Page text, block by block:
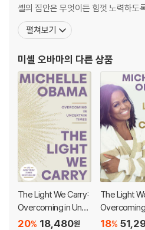
BOOKS OF THE YEAR: THE
EVENING STANDARD
e Obama, a letter from the
d a book club guide with 20
question Q&A, the intimate,
oir by the former First Lady of
In her memoir, a work of deep
ytelling, Michelle Obama invites
ling the experiences that have
od on the South Side of Chicago
balancing the demands of
spent at the world's most famous
esty and lively wit, she describes
셸의 집안은 무엇이든 힘껏 노력하도
일을 스스로 판단하게 하는 가풍을 갖
정신적 자산이 되어준다. 오빠 크레이
학교를 거쳐 프린스턴대 사회학과에
펼쳐보기
미셸 오바마의 다른 상품
The Light We Carry:
Overcoming in Unce
rtain Times
18,480원
20%
The Light
Overcoming
rtain Times
18%